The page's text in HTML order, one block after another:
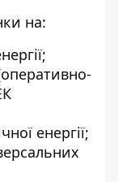
на:
енергії;